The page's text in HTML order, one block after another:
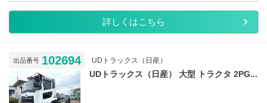
詳しくはこちら
出品番号 102694 UDトラックス（日産）
UDトラックス（日産） 大型 トラクタ 2PG...